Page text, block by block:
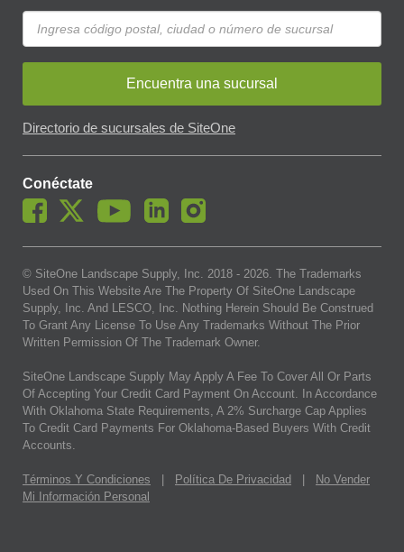
Encuentra una sucursal
Directorio de sucursales de SiteOne
Conéctate
© SiteOne Landscape Supply, Inc. 2018 - 2026 . The Trademarks
Used On This Website Are The Property Of SiteOne Landscape
Supply, Inc. And LESCO, Inc. Nothing Herein Should Be Construed
To Grant Any License To Use Any Trademarks Without The Prior
Written Permission Of The Trademark Owner.
SiteOne Landscape Supply May Apply A Fee To Cover All Or Parts
Of Accepting Your Credit Card Payment On Account. In Accordance
With Oklahoma State Requirements, A 2% Surcharge Cap Applies
To Credit Card Payments For Oklahoma-Based Buyers With Credit
Accounts.
Términos Y Condiciones Política De Privacidad
No Vender
Mi Información Personal